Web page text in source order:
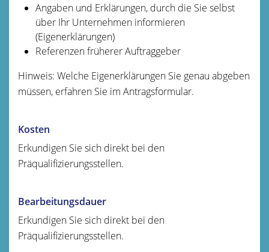
Angaben und Erklärungen, durch die Sie selbst
über Ihr Unternehmen informieren
(Eigenerklärungen)
Referenzen früherer Auftraggeber
Hinweis: Welche Eigenerklärungen Sie genau abgeben
müssen, erfahren Sie im Antragsformular.
Kosten
Erkundigen Sie sich direkt bei den
Präqualifizierungsstellen.
Bearbeitungsdauer
Erkundigen Sie sich direkt bei den
Präqualifizierungsstellen.